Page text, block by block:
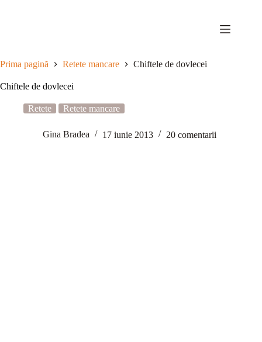
Prima pagină Retete mancare Chiftele de dovlecei
Chiftele de dovlecei
Retete Retete mancare
Gina Bradea 17 iunie 2013 20 comentarii